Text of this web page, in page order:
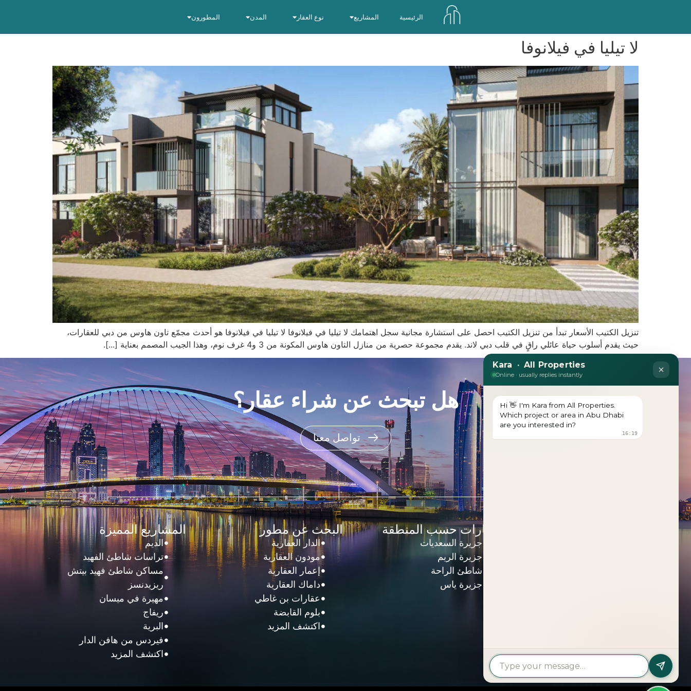
الرئيسية المشاريع نوع العقار المدن المطورون
لا تيليا في فيلانوفا
تنزيل الكتيب الأسعار تبدأ من تنزيل الكتيب احصل على استشارة مجانية سجل اهتمامك لا تيليا في فيلانوفا لا تيليا في فيلانوفا هو أحدث مجمّع تاون هاوس من دبي للعقارات،
حيث يقدم أسلوب حياة عائلي راقٍ في قلب دبي لاند. يقدم مجموعة حصرية من منازل التاون هاوس المكونة من 3 و4 غرف نوم، وهذا الجيب المصمم بعناية [...].
هل تبحث عن شراء عقار؟
تواصل معنا
العقارات حسب المنطقة
جزيرة السعديات
جزيرة الريم
شاطئ الراحة
جزيرة ياس
البحث عن مطور
الدار العقارية
مودون العقارية
إعمار العقارية
داماك العقارية
عقارات بن غاطي
بلوم القابضة
اكتشف المزيد
المشاريع المميزة
الديم
تراسات شاطئ الفهيد
مساكن شاطئ فهيد بيتش
ريزيدنسز
مهيرة في ميسان
ريفاج
البرية
فيردس من هافن الدار
اكتشف المزيد